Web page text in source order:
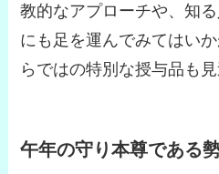
教的なアプローチや、知
にも足を運んでみてはい
らではの特別な授与品も見
午年の守り本尊である